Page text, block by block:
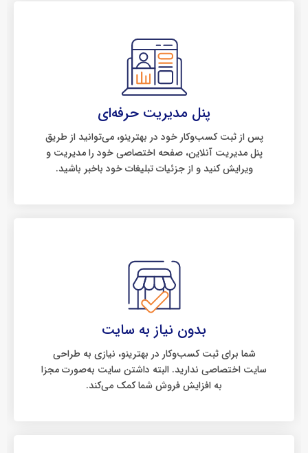
پنل مدیریت حرفه‌ای
پس از ثبت کسب‌وکار خود در بهترینو، می‌توانید از طریق
پنل مدیریت آنلاین، صفحه اختصاصی خود را مدیریت و
ویرایش کنید و از جزئیات تبلیغات خود باخبر باشید.
بدون نیاز به سایت
شما برای ثبت کسب‌وکار در بهترینو، نیازی به طراحی
سایت اختصاصی ندارید. البته داشتن سایت به‌صورت مجزا
به افزایش فروش شما کمک می‌کند.